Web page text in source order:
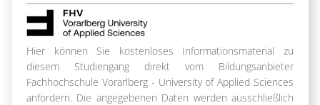
Hier können Sie kostenloses Informationsmaterial zu
diesem Studiengang direkt vom Bildungsanbieter
Fachhochschule Vorarlberg - University of Applied Sciences
anfordern. Die angegebenen Daten werden ausschließlich